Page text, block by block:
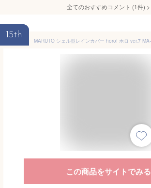
全てのおすすめコメント (1件) >
15th
この商品をサイトでみる